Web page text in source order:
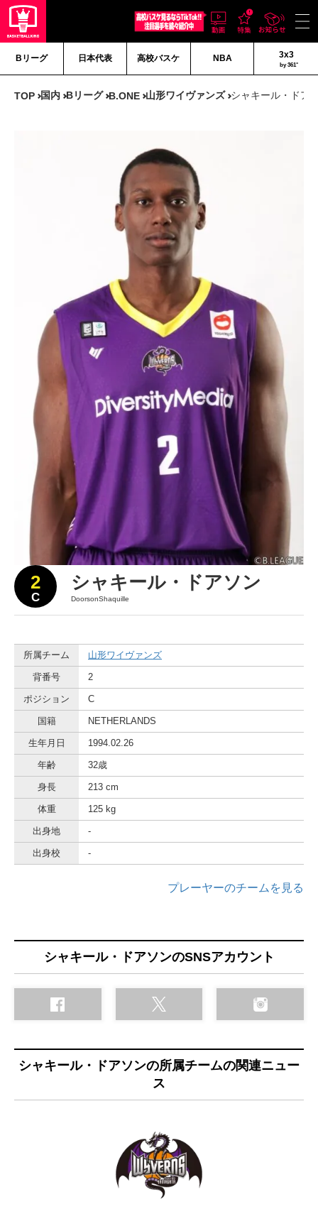
Bリーグ 日本代表 高校バスケ NBA 3x3
by 361°
TOP 国内 Bリーグ B.ONE 山形ワイヴァンズ シャキール・ドア
2
C
シャキール・ドアソン
DoorsonShaquille
所属チーム 山形ワイヴァンズ
背番号 2
ポジション C
国籍 NETHERLANDS
生年月日 1994.02.26
年齢 32歳
身長 213 cm
体重 125 kg
出身地 -
出身校 -
プレーヤーのチームを見る
シャキール・ドアソンのSNSアカウント
シャキール・ドアソンの所属チームの関連ニュー
ス